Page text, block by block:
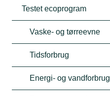
Testet ecoprogram
Vaske- og tørreevne
Tidsforbrug
Energi- og vandforbrug